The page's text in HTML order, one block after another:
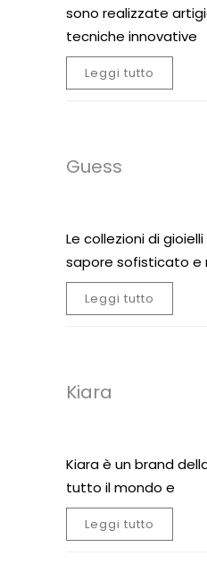
sono realizzate
tecniche innovative
Leggi tutto
Guess
Le collezioni di
sapore sofisticato e
Leggi tutto
Kiara
Kiara è un brand
tutto il mondo e
Leggi tutto